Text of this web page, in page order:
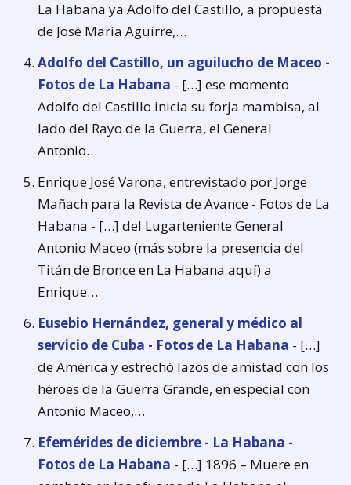
La Habana ya Adolfo del Castillo, a propuesta
de José María Aguirre,…
Adolfo del Castillo, un aguilucho de Maceo -
Fotos de La Habana - […] ese momento
Adolfo del Castillo inicia su forja mambisa, al
lado del Rayo de la Guerra, el General
Antonio…
Enrique José Varona, entrevistado por Jorge
Mañach para la Revista de Avance - Fotos de La
Habana - […] del Lugarteniente General
Antonio Maceo (más sobre la presencia del
Titán de Bronce en La Habana aquí) a
Enrique…
Eusebio Hernández, general y médico al
servicio de Cuba - Fotos de La Habana - […]
de América y estrechó lazos de amistad con los
héroes de la Guerra Grande, en especial con
Antonio Maceo,…
Efemérides de diciembre - La Habana -
Fotos de La Habana - […] 1896 – Muere en